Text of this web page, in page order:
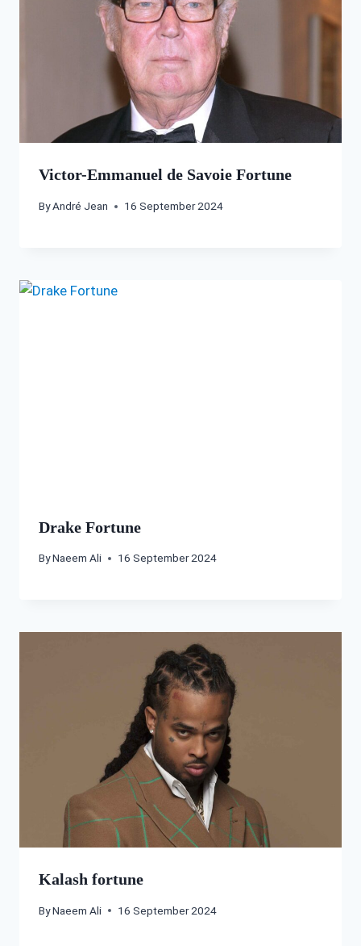
Victor-Emmanuel de Savoie Fortune
ByAndré Jean 16 September 2024
Drake Fortune
ByNaeem Ali 16 September 2024
Kalash fortune
ByNaeem Ali 16 September 2024